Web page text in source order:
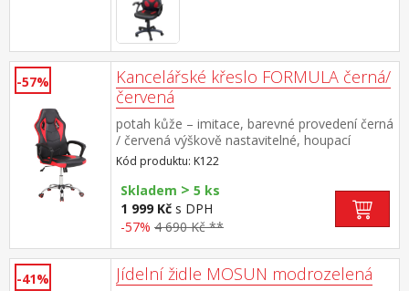
-57%
Kancelářské křeslo FORMULA černá/
červená
potah kůže – imitace, barevné provedení černá
/ červená výškově nastavitelné, houpací
mechanismus chromovaný kříž, PU kolečka v
červené barvě
Kód produktu: K122
Skladem > 5 ks
1 999 Kč s DPH
-57% 4 690 Kč **
-41% Jídelní židle MOSUN modrozelená